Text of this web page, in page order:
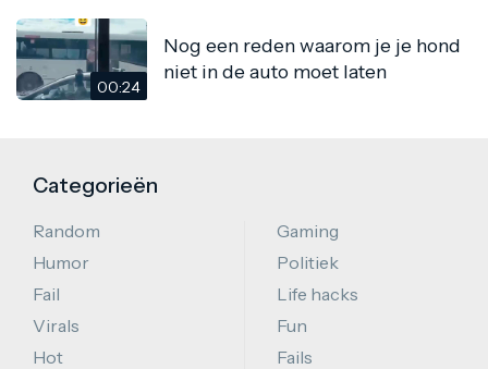
00:24
Nog een reden waarom je je hond
niet in de auto moet laten
Categorieën
Random
Humor
Fail
Virals
Hot
Gaming
Politiek
Life hacks
Fun
Fails